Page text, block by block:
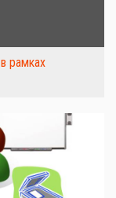
рамках